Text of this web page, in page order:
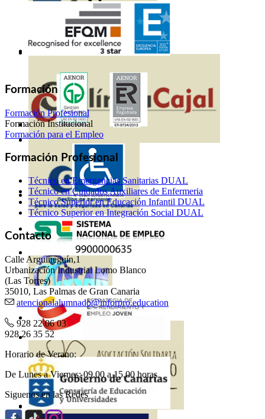
Formación
Formación Profesional
Formación Institucional
Formación para el Empleo
Formación Profesional
Técnico en Emergencias Sanitarias DUAL
Técnico en Cuidados Auxiliares de Enfermeria
Técnico Superior en Educación Infantil DUAL
Técnico Superior en Integración Social DUAL
Contacto
Calle Arguineguín,1
Urbanización Industrial Lomo Blanco
(Las Torres)
35010, Las Palmas de Gran Canaria
atencionalalumnado@inforpro.education
928 22 06 03
928 26 35 52
Horario de Verano:
De Lunes a Viernes: 09.00 a 15.00 horas
Siguenos en las Redes